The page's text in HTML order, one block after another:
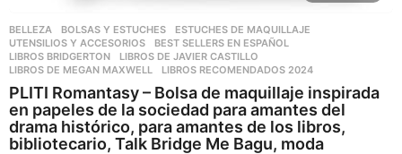
BELLEZA ,BOLSAS Y ESTUCHES ,ESTUCHES DE MAQUILLAJE
UTENSILIOS Y ACCESORIOS
BEST SELLERS EN ESPAÑOL
LIBROS BRIDGERTON
,LIBROS DE JAVIER CASTILLO
LIBROS DE MEGAN MAXWELL
,LIBROS RECOMENDADOS 2024
PLITI Romantasy – Bolsa de maquillaje inspirada
en papeles de la sociedad para amantes del
drama histórico, para amantes de los libros,
bibliotecario, Talk Bridge Me Bagu, moda